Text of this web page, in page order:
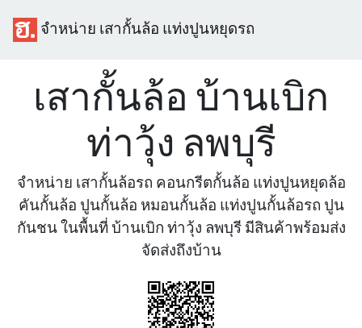
จำหน่าย เสากั้นล้อ แท่งปูนหยุดรถ
เสากั้นล้อ บ้านเบิก
ท่าวุ้ง ลพบุรี
จำหน่าย เสากั้นล้อรถ คอนกรีตกั้นล้อ แท่งปูนหยุดล้อ
คันกั้นล้อ ปูนกั้นล้อ หมอนกั้นล้อ แท่งปูนกั้นล้อรถ ปูน
กันชน ในพื้นที่ บ้านเบิก ท่าวุ้ง ลพบุรี มีสินค้าพร้อมส่ง
จัดส่งถึงบ้าน